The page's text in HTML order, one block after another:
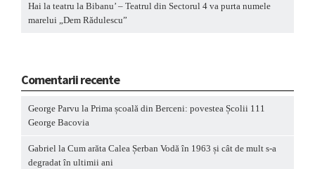
Hai la teatru la Bibanu’ – Teatrul din Sectorul 4 va purta numele
marelui „Dem Rădulescu”
Comentarii recente
George Parvu la Prima școală din Berceni: povestea Școlii 111
George Bacovia
Gabriel la Cum arăta Calea Șerban Vodă în 1963 și cât de mult s-a
degradat în ultimii ani